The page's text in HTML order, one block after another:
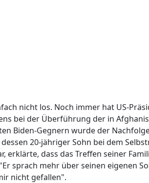
nicht los. Noch immer hat US-
bei der Überführung der in
Biden-Gegnern wurde der
20-jähriger Sohn bei dem
erklärte, dass das Treffen seiner
sprach mehr über seinen eigenen
nicht gefallen".